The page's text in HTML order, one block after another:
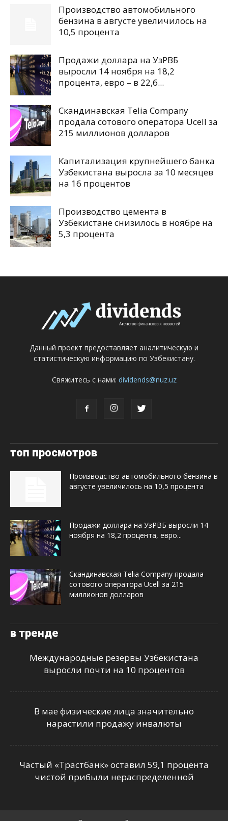
Производство автомобильного
бензина в августе увеличилось на
10,5 процента
Продажи доллара на УзРВБ
выросли 14 ноября на 18,2
процента, евро – в 22,6...
Скандинавская Telia Company
продала сотового оператора Ucell за
215 миллионов долларов
Капитализация крупнейшего банка
Узбекистана выросла за 10 месяцев
на 16 процентов
Производство цемента в
Узбекистане снизилось в ноябре на
5,3 процента
Данный проект предоставляет аналитическую и
статистическую информацию по Узбекистану.
Свяжитесь с нами: dividends@nuz.uz
топ просмотров
Производство автомобильного бензина в
августе увеличилось на 10,5 процента
Продажи доллара на УзРВБ выросли 14
ноября на 18,2 процента, евро...
Скандинавская Telia Company продала
сотового оператора Ucell за 215
миллионов долларов
в тренде
Международные резервы Узбекистана
выросли почти на 10 процентов
В мае физические лица значительно
нарастили продажу инвалюты
Частый «Трастбанк» оставил 59,1 процента
чистой прибыли нераспределенной